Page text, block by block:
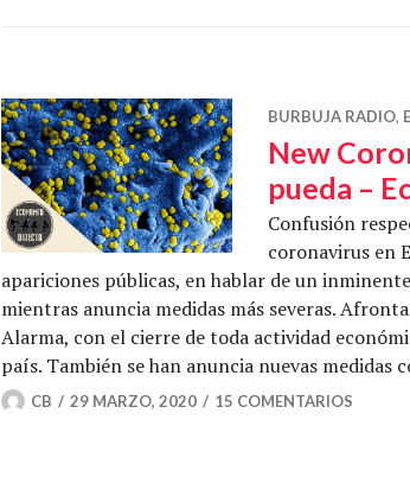
BURBUJA RADIO,
New
pueda –
Confusión
coronavirus en
apariciones públicas, en hablar de un
mientras anuncia medidas más severas.
Alarma, con el cierre de toda actividad
país. También se han anuncia nuevas medidas
CB 29 MARZO, 2020 15 COMENTARIOS